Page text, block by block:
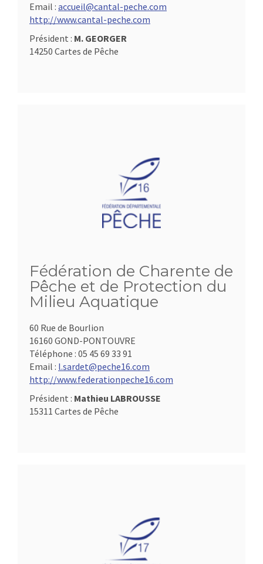
Email : accueil@cantal-peche.com
http://www.cantal-peche.com
Président : M. GEORGER
14250 Cartes de Pêche
Fédération de Charente de
Pêche et de Protection du
Milieu Aquatique
60 Rue de Bourlion
16160 GOND-PONTOUVRE
Téléphone : 05 45 69 33 91
Email : l.sardet@peche16.com
http://www.federationpeche16.com
Président : Mathieu LABROUSSE
15311 Cartes de Pêche